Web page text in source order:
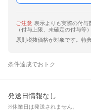
ご注意 表示よりも実際の付与
（付与上限、未確定の付与等）
原則税抜価格が対象です。特
条件達成でおトク
発送日情報なし
※休業日は発送されません。